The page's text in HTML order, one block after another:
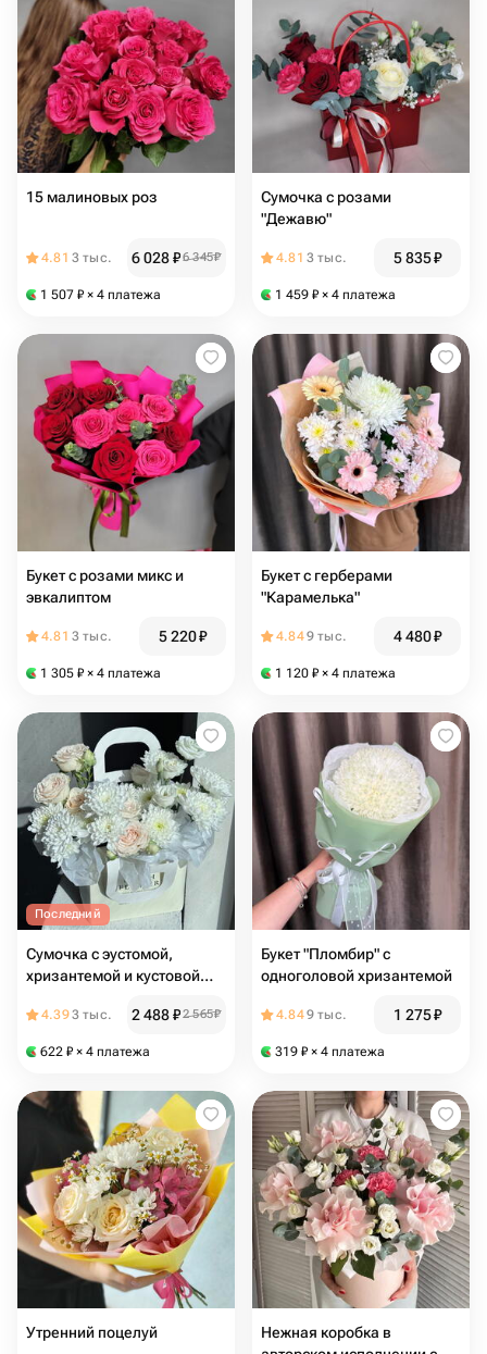
15 малиновых роз
4.81 3 тыс. 6 028₽6 345₽
1 507 ₽ × 4 платежа
Сумочка с розами
"Дежавю"
4.81 3 тыс. 5 835₽
1 459 ₽ × 4 платежа
Букет с розами микс и
эвкалиптом
4.81 3 тыс. 5 220₽
1 305 ₽ × 4 платежа
Букет с герберами
"Карамелька"
4.849 тыс. 4 480₽
1 120 ₽ × 4 платежа
Последний
Сумочка с эустомой,
хризантемой и кустовой
4.393 тыс. 2 488₽2 565₽
622 ₽ × 4 платежа
Букет "Пломбир" с
одноголовой хризантемой
4.849 тыс. 1 275₽
319 ₽ × 4 платежа
Утренний поцелуй
Нежная коробка в